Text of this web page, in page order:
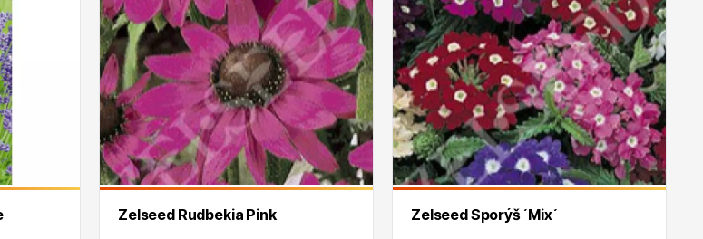
Okrasné keře
Plazivé rostliny
Zelseed Rudbekia Pink Zelseed Sporýš ´Mix´